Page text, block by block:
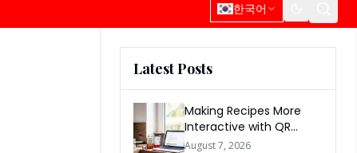
한국어
Latest Posts
Making Recipes More
Interactive with QR
Codes
August 7, 2026